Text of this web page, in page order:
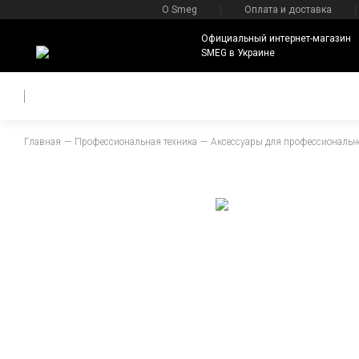
О Smeg Оплата и доставка
Официальный интернет-магазин
SMEG в Украине
Главная Профессиональная техника Аксессуары для